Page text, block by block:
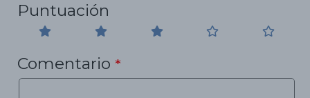
Puntuación
Comentario *